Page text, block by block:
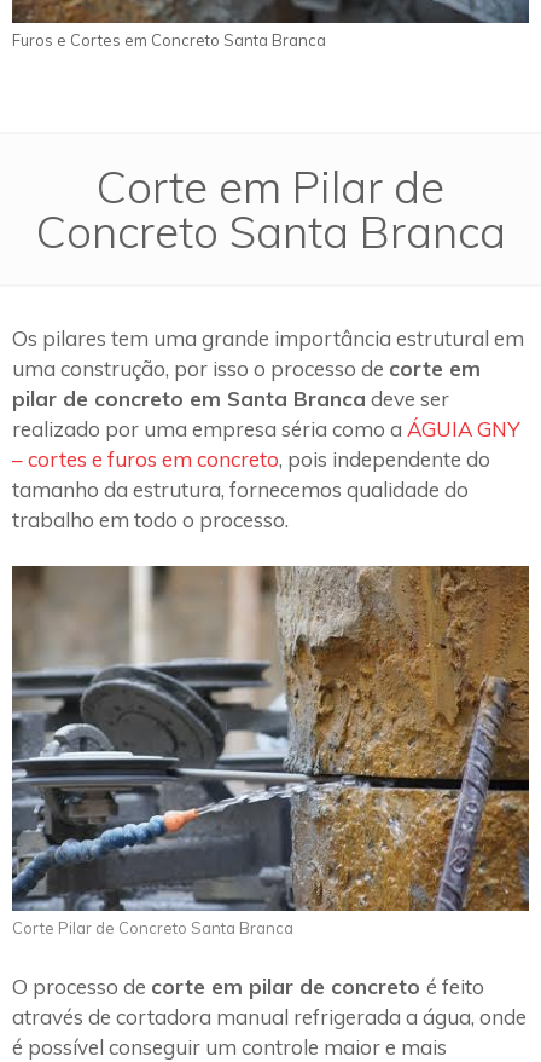
Furos e Cortes em Concreto Santa Branca
Corte em Pilar de
Concreto Santa Branca
Os pilares tem uma grande importância estrutural em
uma construção, por isso o processo de corte em
pilar de concreto em Santa Branca deve ser
realizado por uma empresa séria como a ÁGUIA GNY
– cortes e furos em concreto, pois independente do
tamanho da estrutura, fornecemos qualidade do
trabalho em todo o processo.
Corte Pilar de Concreto Santa Branca
O processo de corte em pilar de concreto é feito
através de cortadora manual refrigerada a água, onde
é possível conseguir um controle maior e mais